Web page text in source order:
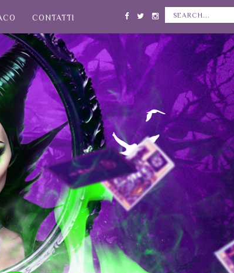
CONTATTI